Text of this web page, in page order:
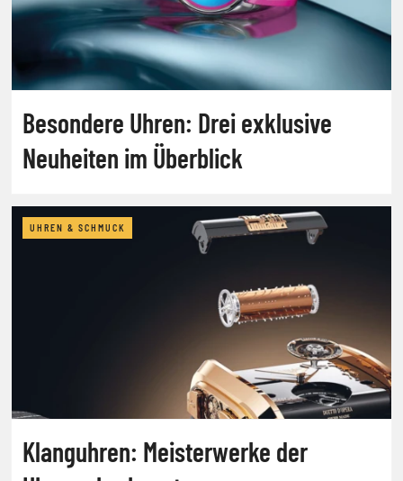
Besondere Uhren: Drei exklusive
Neuheiten im Überblick
UHREN & SCHMUCK
Klanguhren: Meisterwerke der